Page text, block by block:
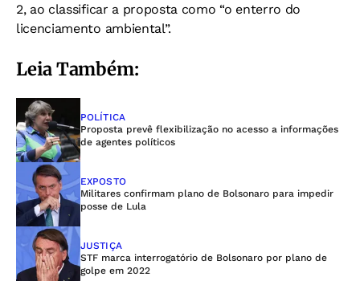
2, ao classificar a proposta como “o enterro do
licenciamento ambiental”.
Leia Também:
POLÍTICA
Proposta prevê flexibilização no acesso a informações
de agentes políticos
EXPOSTO
Militares confirmam plano de Bolsonaro para impedir
posse de Lula
JUSTIÇA
STF marca interrogatório de Bolsonaro por plano de
golpe em 2022